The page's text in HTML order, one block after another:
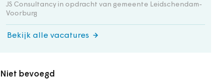
JS Consultancy in opdracht van gemeente Leidschendam-
Voorburg
Bekijk alle vacatures
Niet bevoegd